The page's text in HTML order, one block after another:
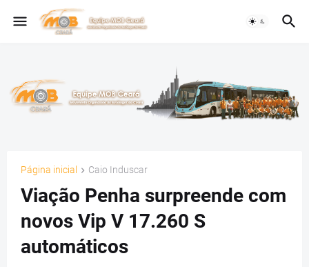
Página inicial Caio Induscar
Viação Penha surpreende com
novos Vip V 17.260 S
automáticos